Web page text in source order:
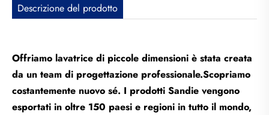
Descrizione del prodotto
Offriamo lavatrice di piccole dimensioni è stata creata
da un team di progettazione professionale.Scopriamo
costantemente nuovo sé. I prodotti Sandie vengono
esportati in oltre 150 paesi e regioni in tutto il mondo,